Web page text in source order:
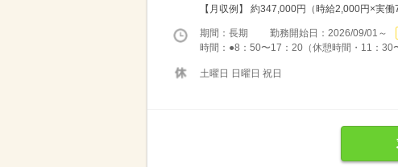
【月収例】 約347,000円（時給2,000円×実
期間：長期 勤務開始日：2026/09/01～
時間：●8：50〜17：20（休憩時間・11：
土曜日 日曜日 祝日